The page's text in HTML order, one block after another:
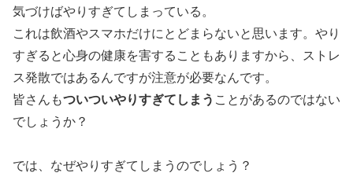
気づけばやりすぎてしまっている。
これは飲酒やスマホだけにとどまらないと思います。やり
すぎると心身の健康を害することもありますから、ストレ
ス発散ではあるんですが注意が必要なんです。
皆さんもついついやりすぎてしまう ことがあるのではない
でしょうか？
では、なぜやりすぎてしまうのでしょう？